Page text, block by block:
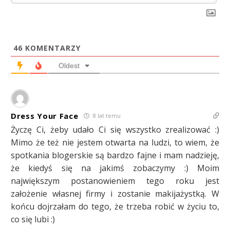
46 KOMENTARZY
Oldest
Dress Your Face 8 lat temu
Życzę Ci, żeby udało Ci się wszystko zrealizować :)
Mimo że też nie jestem otwarta na ludzi, to wiem, że
spotkania blogerskie są bardzo fajne i mam nadzieję,
że kiedyś się na jakimś zobaczymy :) Moim
największym postanowieniem tego roku jest
założenie własnej firmy i zostanie makijażystką. W
końcu dojrzałam do tego, że trzeba robić w życiu to,
co się lubi :)